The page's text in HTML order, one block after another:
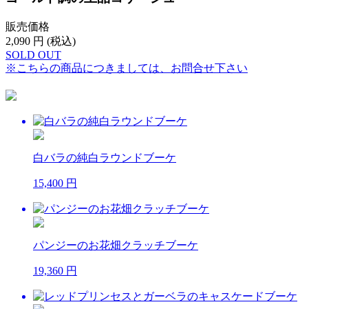
販売価格
2,090 円 (税込)
SOLD OUT
※こちらの商品につきましては、お問合せ下さい
白バラの純白ラウンドブーケ
15,400 円
パンジーのお花畑クラッチブーケ
19,360 円